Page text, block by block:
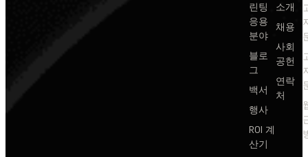
린팅
응용
분야
블로
그
백서
행사
ROI 계
산기
소개
채용
사회
공헌
연락
처